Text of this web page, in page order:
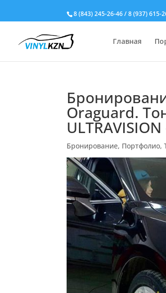
8 (843) 245-26-46/8 (937) 615-
Главная
Oraguard.
Бронирование, Портфолио,